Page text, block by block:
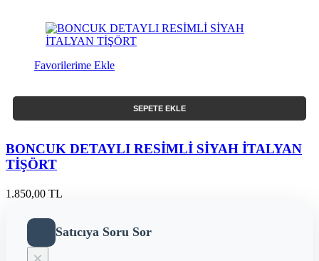
Favorilerime Ekle
SEPETE EKLE
BONCUK DETAYLI RESİMLİ SİYAH İTALYAN
TİŞÖRT
1.850,00 TL
Satıcıya Soru Sor